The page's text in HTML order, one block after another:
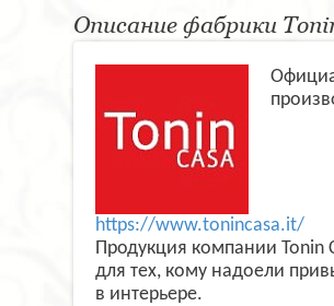
Описание фабрики
https://www.tonincasa.it/
Продукция компании Tonin
для тех, кому надоели
в интерьере.